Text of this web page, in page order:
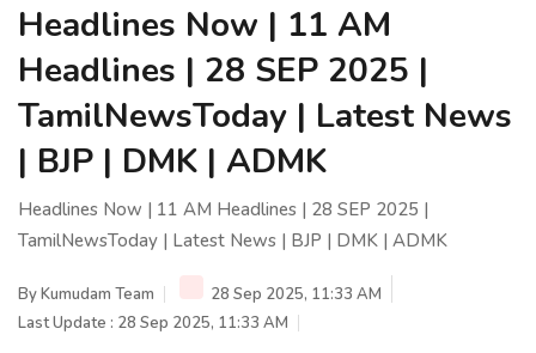
Headlines Now | 11 AM
Headlines | 28 SEP 2025 |
TamilNewsToday | Latest News
| BJP | DMK | ADMK
Headlines Now | 11 AM Headlines | 28 SEP 2025 |
TamilNewsToday | Latest News | BJP | DMK | ADMK
ByKumudam Team
28 Sep 2025, 11:33 AM
Last Update : 28 Sep 2025, 11:33 AM